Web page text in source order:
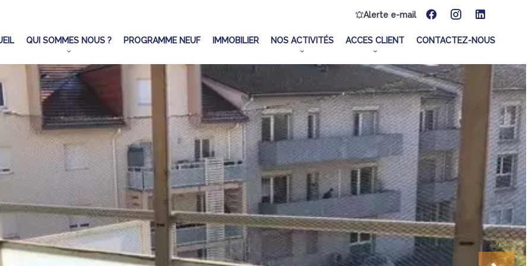
Alerte e-mail
QUI SOMMES NOUS ? PROGRAMME NEUF IMMOBILIER NOS ACTIVITÉS ACCES CLIENT CONTACTEZ-NOUS